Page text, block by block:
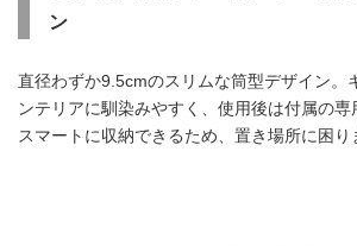
ン
直径わずか9.5cmのスリムな筒型デザイン。
ンテリアに馴染みやすく、使用後は付属の
スマートに収納できるため、置き場所に困り